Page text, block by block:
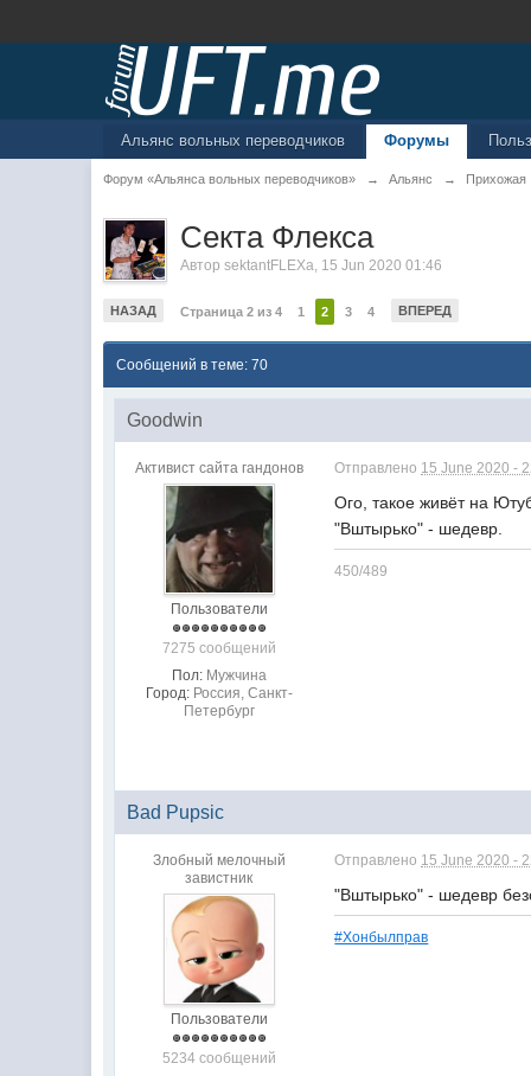
Альянс вольных переводчиков Форумы
Форум «Альянса вольных переводчиков» → Альянс → Прихожая
Секта Флекса
АвторsektantFLEXa, 15 Jun 2020 01:46
НАЗАД Страница 2 из 4 1 2 3 4 ВПЕРЕД
Сообщений в теме: 70
Goodwin
Активист сайта гандонов
Пользователи
7275 сообщений
Пол: Мужчина
Город: Россия, Санкт-
Петербург
Отправлено 15 June 2020 -
Ого, такое живёт на
"Вштырько" - шедевр.
450/489
Bad Pupsic
Злобный мелочный
завистник
Пользователи
5234 сообщений
Отправлено 15 June 2020 -
"Вштырько" - шедевр
#Хонбылправ